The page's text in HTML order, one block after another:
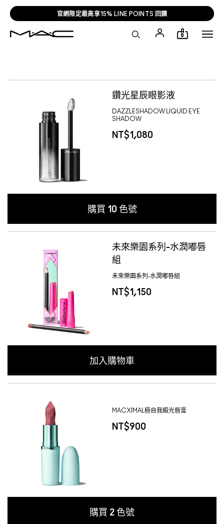
官網限定最高享15% LINE POINTS 回饋
0
鑽光星辰眼影液
DAZZLESHADOW LIQUID EYE
SHADOW
NT$1,080
購買 10 色號
未來樂園系列-水潤嘟唇
組
未來樂園系列-水潤嘟唇組
NT$1,150
加入購物車
MACXIMAL極自我緞光唇膏
NT$900
購買 2 色號